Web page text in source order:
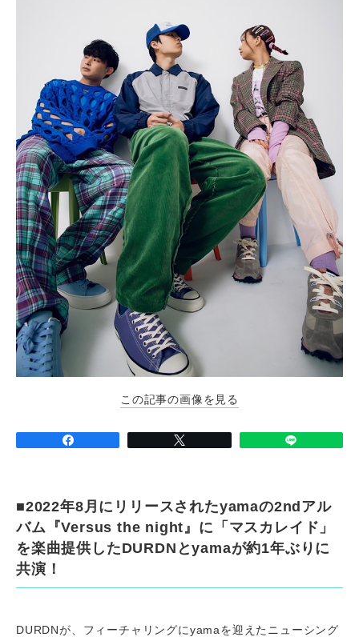
この記事の画像を見る
■2022年8月にリリースされたyamaの2ndアル
バム『Versus the night』に「マスカレイド」
を楽曲提供したDURDNとyamaが約1年ぶりに
共演！
DURDNが、フィーチャリングにyamaを迎えたニューシング